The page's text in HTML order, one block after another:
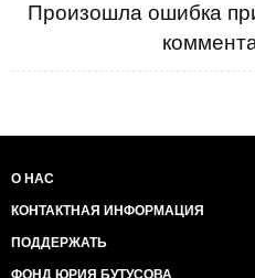
Произошла ошибка
О НАС
КОНТАКТНАЯ ИНФОРМАЦИЯ
ПОДДЕРЖАТЬ
ФОНД ЮРИЯ БУТУСОВА